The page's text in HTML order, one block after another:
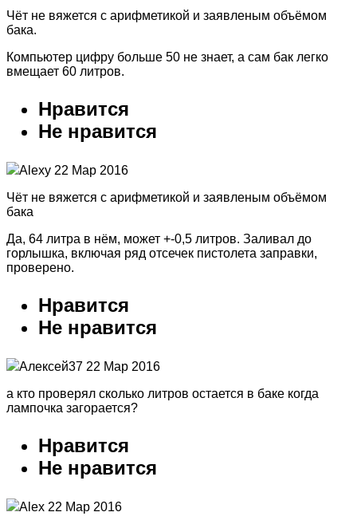
Чёт не вяжется с арифметикой и заявленым объёмом
бака.
Компьютер цифру больше 50 не знает, а сам бак легко
вмещает 60 литров.
Нравится
Не нравится
Alexy 22 Мар 2016
Чёт не вяжется с арифметикой и заявленым объёмом
бака
Да, 64 литра в нём, может +-0,5 литров. Заливал до
горлышка, включая ряд отсечек пистолета заправки,
проверено.
Нравится
Не нравится
Алексей37 22 Мар 2016
а кто проверял сколько литров остается в баке когда
лампочка загорается?
Нравится
Не нравится
Alex 22 Мар 2016